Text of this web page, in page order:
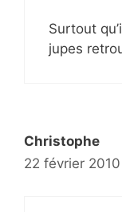
Surtout
jupes
Christophe
22 février